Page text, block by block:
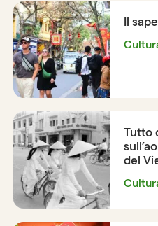
Il
Tutto
del